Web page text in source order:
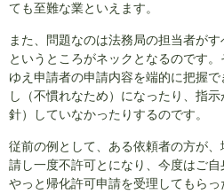
ても至難な業といえます。
また、問題なのは法務局の担当者が
というところがネックとなるのです
ゆえ申請者の申請内容を端的に把握
し（不慣れなため）になったり、指
針）していなかったりするのです。
従前の例として、ある依頼者の方が
請し一度不許可とになり、今度はご
やっと帰化許可申請を受理してもら